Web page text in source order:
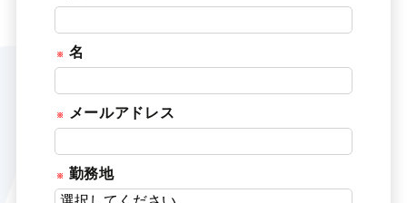
名
メールアドレス
勤務地